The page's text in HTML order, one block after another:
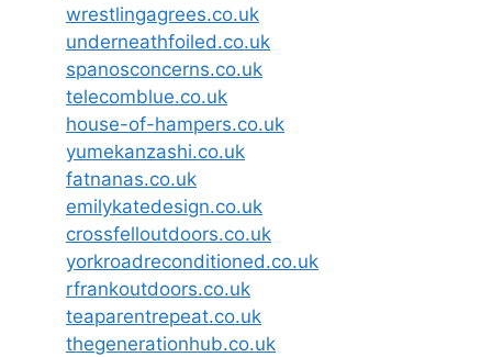
wrestlingagrees.co.uk
underneathfoiled.co.uk
spanosconcerns.co.uk
telecomblue.co.uk
house-of-hampers.co.uk
yumekanzashi.co.uk
fatnanas.co.uk
emilykatedesign.co.uk
crossfelloutdoors.co.uk
yorkroadreconditioned.co.uk
rfrankoutdoors.co.uk
teaparentrepeat.co.uk
thegenerationhub.co.uk